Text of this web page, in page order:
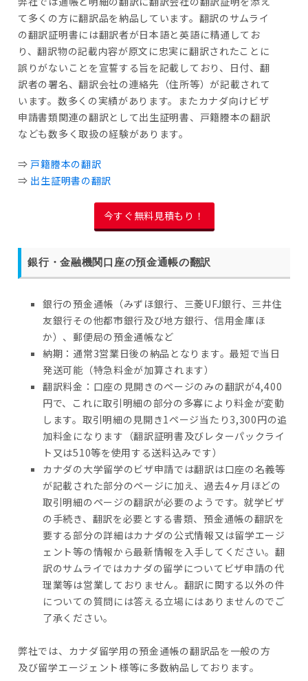
て多くの方に翻訳品を納品しています。翻訳のサムライ
の翻訳証明書には翻訳者が日本語と英語に精通してお
り、翻訳物の記載内容が原文に忠実に翻訳されたことに
誤りがないことを宣誓する旨を記載しており、日付、翻
訳者の署名、翻訳会社の連絡先（住所等）が記載されて
います。数多くの実績があります。またカナダ向けビザ
申請書類関連の翻訳として出生証明書、戸籍謄本の翻訳
なども数多く取扱の経験があります。
⇒ 戸籍謄本の翻訳
⇒ 出生証明書の翻訳
今すぐ無料見積もり！
銀行・金融機関口座の預金通帳の翻訳
銀行の預金通帳（みずほ銀行、三菱UFJ銀行、三井住
友銀行その他都市銀行及び地方銀行、信用金庫ほ
か）、郵便局の預金通帳など
納期：通常3営業日後の納品となります。最短で当日
発送可能（特急料金が加算されます）
翻訳料金：口座の見開きのページのみの翻訳が4,400
円で、これに取引明細の部分の多寡により料金が変動
します。取引明細の見開き1ページ当たり3,300円の追
加料金になります（翻訳証明書及びレターパックライ
ト又は510等を使用する送料込みです）
カナダの大学留学のビザ申請では翻訳は口座の名義等
が記載された部分のページに加え、過去4ヶ月ほどの
取引明細のページの翻訳が必要のようです。就学ビザ
の手続き、翻訳を必要とする書類、預金通帳の翻訳を
要する部分の詳細はカナダの公式情報又は留学エージ
ェント等の情報から最新情報を入手してください。翻
訳のサムライではカナダの留学についてビザ申請の代
理業等は営業しておりません。翻訳に関する以外の件
についての質問には答える立場にはありませんのでご
了承ください。
弊社では、カナダ留学用の預金通帳の翻訳品を一般の方
及び留学エージェント様等に多数納品しております。